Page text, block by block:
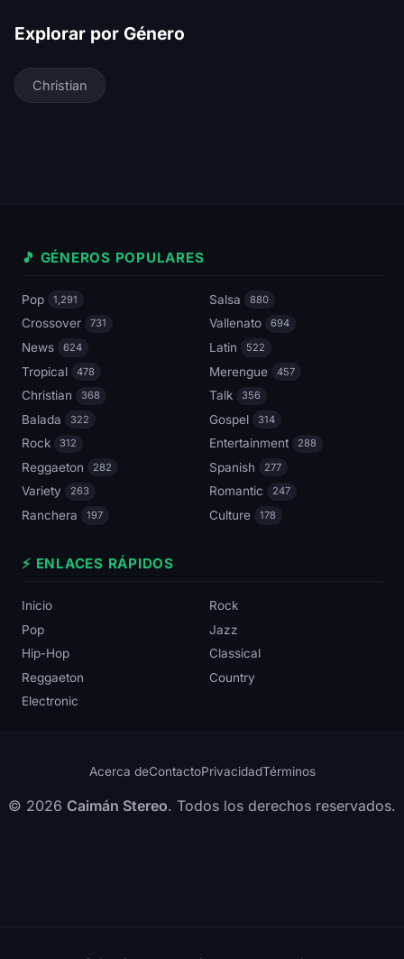
Explorar por Género
Christian
🎵 GÉNEROS POPULARES
Pop 1,291 Salsa 880
Crossover 731 Vallenato 694
News 624 Latin 522
Tropical 478 Merengue 457
Christian 368 Talk 356
Balada 322 Gospel 314
Rock 312 Entertainment 288
Reggaeton 282 Spanish 277
Variety 263 Romantic 247
Ranchera 197 Culture 178
⚡ ENLACES RÁPIDOS
Inicio
Rock
Pop
Jazz
Hip-Hop
Classical
Reggaeton
Country
Electronic
Acerca deContactoPrivacidadTérminos
© 2026 Caimán Stereo. Todos los derechos reservados.